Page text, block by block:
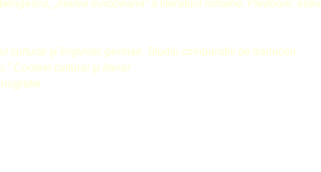
„marea europeană” a literaturii române. Pledoarii, eseu
cultural şi lingvistic german. Studiu comparativ de traduceri
Context cultural şi literar